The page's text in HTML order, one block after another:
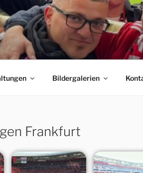
E.V.
FC Bayern München Fanclubs
Bildergalerien
Frankfurt